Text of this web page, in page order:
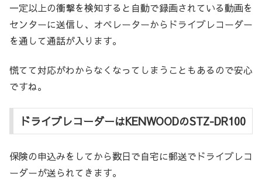
一定以上の衝撃を検知すると自動で録画されている動画を
センターに送信し、オペレーターからドライブレコーダー
を通して通話が入ります。
慌てて対応がわからなくなってしまうこともあるので安心
ですね。
ドライブレコーダーはKENWOODのSTZ-DR100
保険の申込みをしてから数日で自宅に郵送でドライブレコ
ーダーが送られてきます。